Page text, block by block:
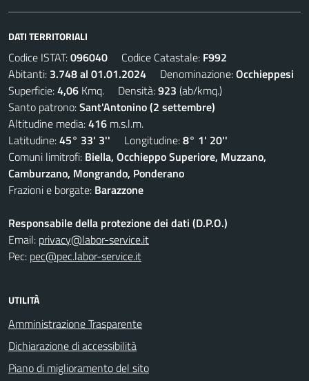
DATI TERRITORIALI
Codice ISTAT:096040 Codice Catastale: F992
Abitanti: 3.748 al 01.01.2024 Denominazione:Occhieppesi
Superficie:4,06 Kmq. Densità:923 (ab/kmq.)
Santo patrono:Sant'Antonino (2 settembre)
Altitudine media:416 m.s.l.m.
Latitudine:45° 33' 3'' Longitudine:8° 1' 20''
Comuni limitrofi: Biella, Occhieppo Superiore, Muzzano,
Camburzano, Mongrando, Ponderano
Frazioni e borgate: Barazzone
Responsabile della protezione dei dati (D.P.O.)
Email: privacy@labor-service.it
Pec: pec@pec.labor-service.it
UTILITÀ
Amministrazione Trasparente
Dichiarazione di accessibilità
Piano di miglioramento del sito